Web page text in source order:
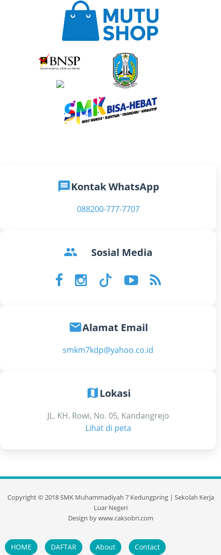
messageKontak WhatsApp
088200-777-7707
groups Sosial Media
emailAlamat Email
smkm7kdp@yahoo.co.id
map Lokasi
JL. KH. Rowi, No. 05, Kandangrejo
Lihat di peta
Copyright ©2018 SMK Muhammadiyah 7 Kedungpring | Sekolah Kerja
Luar Negeri
Design bywww.caksobri.com
HOME DAFTAR About Contact